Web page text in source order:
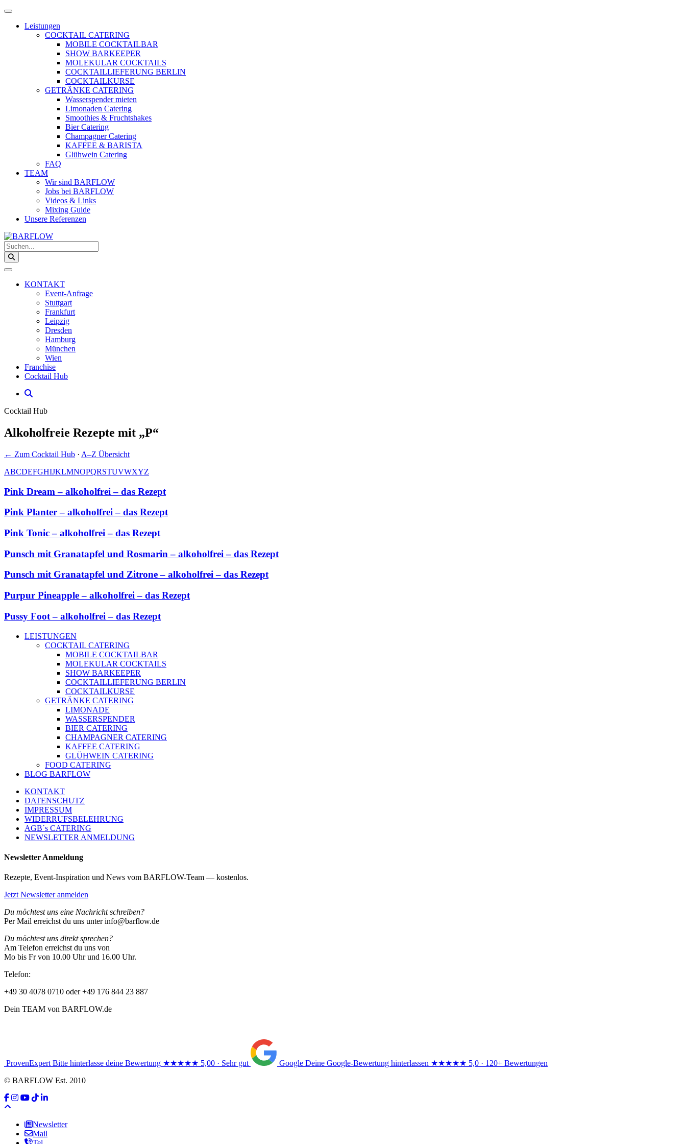
Zum
springen
Menü
öffnenLeistungen
COCKTAIL CATERING
MOBILE COCKTAILBAR
SHOW BARKEEPER
MOLEKULAR COCKTAILS
COCKTAILLIEFERUNG BERLIN
COCKTAILKURSE
GETRÄNKE CATERING
Wasserspender mieten
Limonaden Catering
Smoothies & Fruchtshakes
Bier Catering
Champagner Catering
KAFFEE & BARISTA
Glühwein Catering
FAQ
TEAM
Wir sind BARFLOW
Jobs bei BARFLOW
Videos & Links
Mixing Guide
Unsere Referenzen
Suchen...
KONTAKT
Event-Anfrage
Stuttgart
Frankfurt
Leipzig
Dresden
Hamburg
München
Wien
Franchise
Cocktail Hub
Cocktail Hub
Alkoholfreie Rezepte mit „P“
← Zum Cocktail Hub · A–Z Übersicht
ABCDEFGHIJKLMNOPQRSTUVWXYZ
Pink Dream – alkoholfrei – das Rezept
Pink Planter – alkoholfrei – das Rezept
Pink Tonic – alkoholfrei – das Rezept
Punsch mit Granatapfel und Rosmarin – alkoholfrei – das Rezept
Punsch mit Granatapfel und Zitrone – alkoholfrei – das Rezept
Purpur Pineapple – alkoholfrei – das Rezept
Pussy Foot – alkoholfrei – das Rezept
LEISTUNGEN
COCKTAIL CATERING
MOBILE COCKTAILBAR
MOLEKULAR COCKTAILS
SHOW BARKEEPER
COCKTAILLIEFERUNG BERLIN
COCKTAILKURSE
GETRÄNKE CATERING
LIMONADE
WASSERSPENDER
BIER CATERING
CHAMPAGNER CATERING
KAFFEE CATERING
GLÜHWEIN CATERING
FOOD CATERING
BLOG BARFLOW
KONTAKT
DATENSCHUTZ
IMPRESSUM
WIDERRUFSBELEHRUNG
AGB´s CATERING
NEWSLETTER ANMELDUNG
Newsletter Anmeldung
Rezepte, Event-Inspiration und News vom BARFLOW-Team — kostenlos.
Jetzt Newsletter anmelden
Du möchtest uns eine Nachricht schreiben?
Per Mail erreichst du uns unter info@barflow.de
Du möchtest uns direkt sprechen?
Am Telefon erreichst du uns von
Mo bis Fr von 10.00 Uhr und 16.00 Uhr.
Telefon:
+49 30 4078 0710 oder +49 176 844 23 887
Dein TEAM von BARFLOW.de
ProvenExpert Bitte hinterlasse deine Bewertung ★★★★★ 5,00 · Sehr gut Google Deine Google-Bewertung hinterlassen ★★★★★ 5,0 · 120+ Bewertungen
© BARFLOW Est. 2010
Newsletter
Mail